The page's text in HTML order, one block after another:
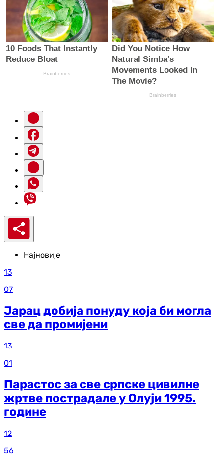
Најновије
13
07
Јарац добија понуду која би могла
све да промијени
13
01
Парастос за све српске цивилне
жртве пострадале у Олуји 1995.
године
12
56